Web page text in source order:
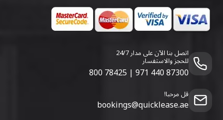
اتصل بنا الآن على مدار 24/7
للحجز والاستفسار
800 78425 | 971 440 87300
قل مرحبا!
bookings@quicklease.ae